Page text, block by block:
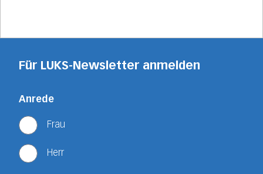
Für LUKS-Newsletter anmelden
Anrede
Frau
Herr